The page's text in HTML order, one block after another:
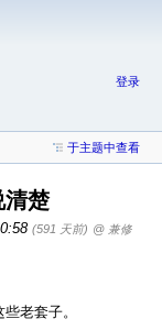
登录
于主题中查看
清楚
(591 天前) @ 兼修
老套子。